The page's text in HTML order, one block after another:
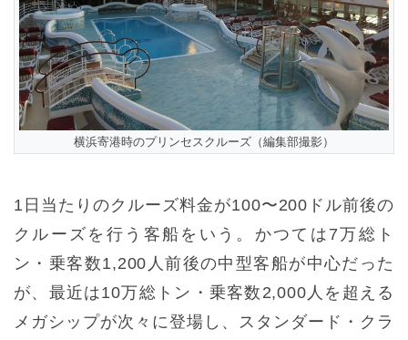
横浜寄港時のプリンセスクルーズ（編集部撮影）
1日当たりのクルーズ料金が100〜200ドル前後の
クルーズを行う客船をいう。かつては7万総ト
ン・乗客数1,200人前後の中型客船が中心だった
が、最近は10万総トン・乗客数2,000人を超える
メガシップが次々に登場し、スタンダード・クラ